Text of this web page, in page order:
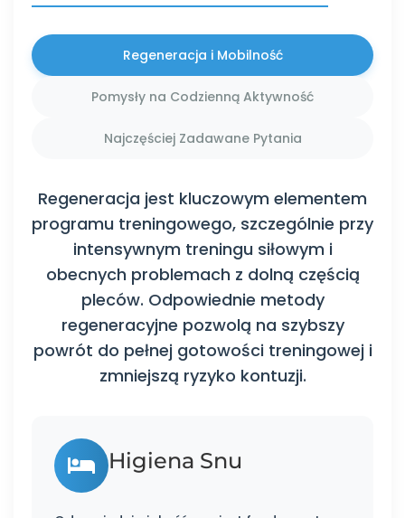
Regeneracja i Mobilność
Pomysły na Codzienną Aktywność
Najczęściej Zadawane Pytania
Regeneracja jest kluczowym elementem
programu treningowego, szczególnie przy
intensywnym treningu siłowym i
obecnych problemach z dolną częścią
pleców. Odpowiednie metody
regeneracyjne pozwolą na szybszy
powrót do pełnej gotowości treningowej i
zmniejszą ryzyko kontuzji.
Higiena Snu